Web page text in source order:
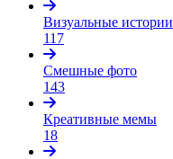
Визуальные истории
117
Смешные фото
143
Креативные мемы
18